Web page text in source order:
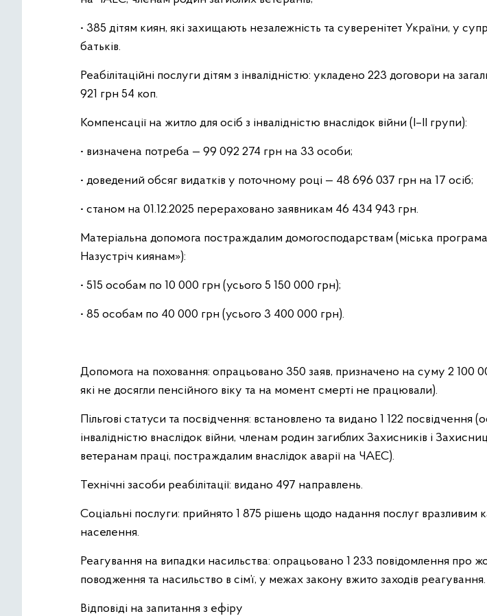
• 385 дітям киян, які захищають незалежність та суверенітет України, у
батьків.
Реабілітаційні послуги дітям з інвалідністю: укладено 223 договори на
921 грн 54 коп.
Компенсації на житло для осіб з інвалідністю внаслідок війни (I–II групи):
• визначена потреба — 99 092 274 грн на 33 особи;
• доведений обсяг видатків у поточному році — 48 696 037 грн на 17 осіб;
• станом на 01.12.2025 перераховано заявникам 46 434 943 грн.
Матеріальна допомога постраждалим домогосподарствам (міська
Назустріч киянам»):
• 515 особам по 10 000 грн (усього 5 150 000 грн);
• 85 особам по 40 000 грн (усього 3 400 000 грн).
Допомога на поховання: опрацьовано 350 заяв, призначено на суму 2 100
які не досягли пенсійного віку та на момент смерті не працювали).
Пільгові статуси та посвідчення: встановлено та видано 1 122 посвідчення
інвалідністю внаслідок війни, членам родин загиблих Захисників і
ветеранам праці, постраждалим внаслідок аварії на ЧАЕС).
Технічні засоби реабілітації: видано 497 направлень.
Соціальні послуги: прийнято 1 875 рішень щодо надання послуг вразливим
населення.
Реагування на випадки насильства: опрацьовано 1 233 повідомлення про
поводження та насильство в сім’ї, у межах закону вжито заходів реагування.
Відповіді на запитання з ефіру